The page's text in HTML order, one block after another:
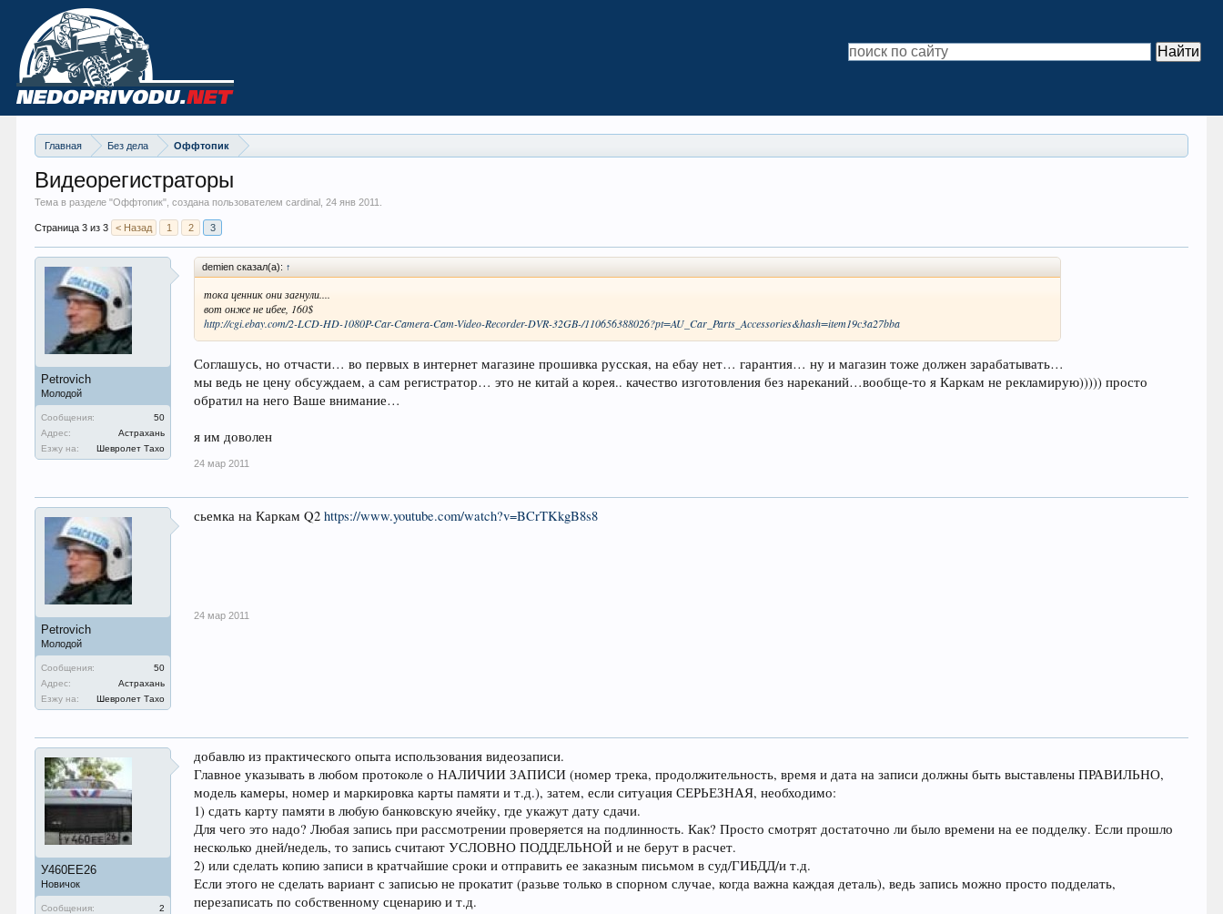
Главная Без дела Оффтопик
Видеорегистраторы
Тема в разделе "Оффтопик", создана пользователем cardinal,24 янв 2011
Страница 3 из 3 < Назад 1 2 3
Petrovich
Молодой
Сообщения:
50
Адрес:
Астрахань
Езжу на:
Шевролет Тахо
demien сказал(а): ↑
тока ценник они загнули....
вот онже не ибее, 160$
http://cgi.ebay.com/2-LCD-HD-1080P-Car-Camera-Cam-Video-Recorder-DVR-32GB-/110656388026?pt=AU_Car_Parts_Accessories&hash=item19c3a27bba
Соглашусь, но отчасти… во первых в интернет магазине прошивка русская, на ебау нет… гарантия… ну и магазин тоже должен зарабатывать…
мы ведь не цену обсуждаем, а сам регистратор… это не китай а корея.. качество изготовления без нареканий…вообще-то я Каркам не рекламирую))))) просто
обратил на него Ваше внимание…
я им доволен
24 мар 2011
Petrovich
Молодой
Сообщения:
50
Адрес:
Астрахань
Езжу на:
Шевролет Тахо
сьемка на Каркам Q2https://www.youtube.com/watch?v=BCrTKkgB8s8
24 мар 2011
У460ЕЕ26
Новичок
Сообщения:
2
добавлю из практического опыта использования видеозаписи.
Главное указывать в любом протоколе о НАЛИЧИИ ЗАПИСИ (номер трека, продолжительность, время и дата на записи должны быть выставлены ПРАВИЛЬНО,
модель камеры, номер и маркировка карты памяти и т.д.), затем, если ситуация СЕРЬЕЗНАЯ, необходимо:
1) сдать карту памяти в любую банковскую ячейку, где укажут дату сдачи.
Для чего это надо? Любая запись при рассмотрении проверяется на подлинность. Как? Просто смотрят достаточно ли было времени на ее подделку. Если прошло
несколько дней/недель, то запись считают УСЛОВНО ПОДДЕЛЬНОЙ и не берут в расчет.
2) или сделать копию записи в кратчайшие сроки и отправить ее заказным письмом в суд/ГИБДД/и т.д.
Если этого не сделать вариант с записью не прокатит (разьве только в спорном случае, когда важна каждая деталь), ведь запись можно просто подделать,
перезаписать по собственному сценарию и т.д.